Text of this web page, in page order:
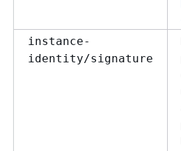
instance-
identity/signature